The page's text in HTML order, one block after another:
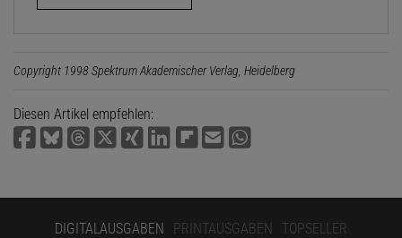
Copyright 1998 Spektrum Akademischer Verlag, Heidelberg
Diesen Artikel empfehlen:
DIGITALAUSGABEN PRINTAUSGABEN TOPSELLER